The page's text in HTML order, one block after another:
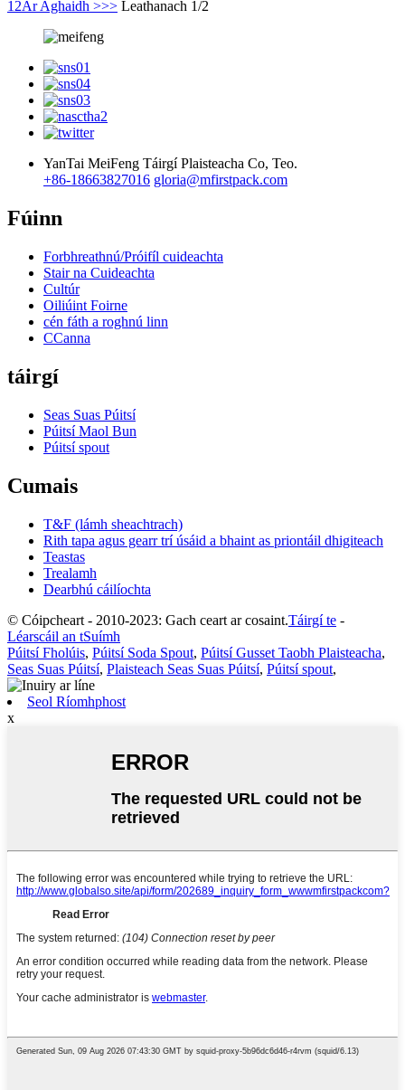
1 2Ar Aghaidh >>> Leathanach 1/2
YanTai MeiFeng Táirgí Plaisteacha Co, Teo.
+86-18663827016 gloria@mfirstpack.com
Fúinn
Forbhreathnú/Próifíl cuideachta
Stair na Cuideachta
Cultúr
Oiliúint Foirne
cén fáth a roghnú linn
CCanna
táirgí
Seas Suas Púitsí
Púitsí Maol Bun
Púitsí spout
Cumais
T&F (lámh sheachtrach)
Rith tapa agus gearr trí úsáid a bhaint as priontáil dhigiteach
Teastas
Trealamh
Dearbhú cáilíochta
© Cóipcheart - 2010-2023: Gach ceart ar cosaint.Táirgí te -
Léarscáil an tSuímh
Púitsí Fholúis, Púitsí Soda Spout, Púitsí Gusset Taobh Plaisteacha,
Seas Suas Púitsí, Plaisteach Seas Suas Púitsí, Púitsí spout,
Seol Ríomhphost
x